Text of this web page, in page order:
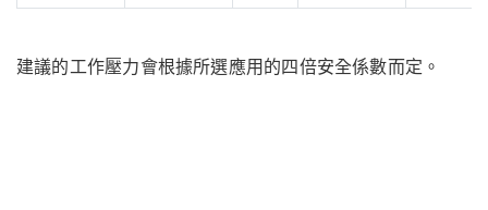
建議的工作壓力會根據所選應用的四倍安全係數而定。